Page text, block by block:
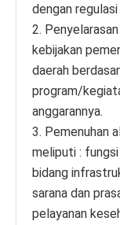
dengan regulasi
2.
kebijakan
daerah
program/
anggarannya.
3. Pemenuhan
meliputi :
bidang
sarana dan
pelayanan